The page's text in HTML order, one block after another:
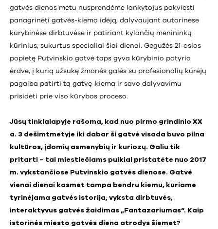
gatvės dienos metu nusprendėme lankytojus pakviesti
panagrinėti gatvės-kiemo idėją, dalyvaujant autorinėse
kūrybinėse dirbtuvėse ir patiriant kylančių menininkų
kūrinius, sukurtus specialiai šiai dienai. Gegužės 21-osios
popietę Putvinskio gatvė taps gyva kūrybinio potyrio
erdve, į kurią užsukę žmonės galės su profesionalių kūrėjų
pagalba patirti tą gatvę-kiemą ir savo dalyvavimu
prisidėti prie viso kūrybos proceso.
Jūsų tinklalapyje rašoma, kad nuo pirmo grindinio XX
a. 3 dešimtmetyje iki dabar ši gatvė visada buvo pilna
kultūros, įdomių asmenybių ir kuriozų. Galiu tik
pritarti – tai miestiečiams puikiai pristatėte nuo 2017
m. vykstančiose Putvinskio gatvės dienose. Gatvė
vienai dienai kasmet tampa bendru kiemu, kuriame
tyrinėjama gatvės istorija, vyksta dirbtuvės,
interaktyvus gatvės žaidimas „Fantazariumas“. Kaip
istorinės miesto gatvės diena atrodys šiemet?